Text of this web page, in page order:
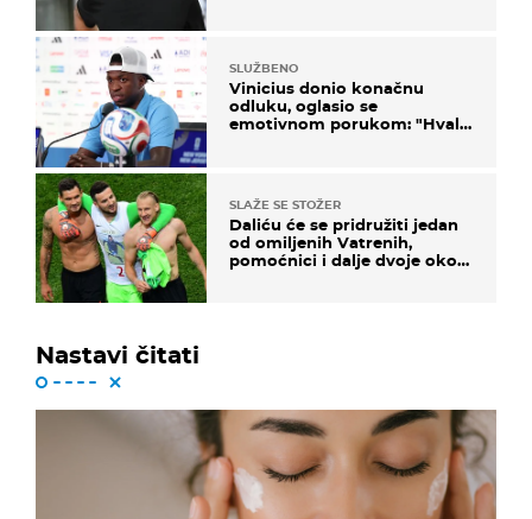
SLUŽBENO
Vinicius donio konačnu
odluku, oglasio se
emotivnom porukom: "Hvala
SLAŽE SE STOŽER
Daliću će se pridružiti jedan
od omiljenih Vatrenih,
pomoćnici i dalje dvoje oko
Nastavi čitati